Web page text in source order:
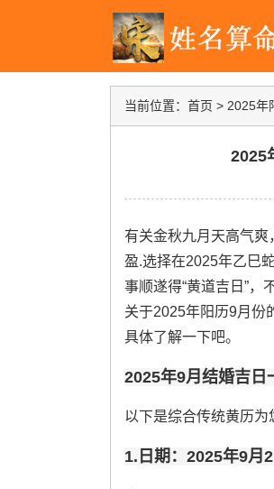
当前位置： 首页 > 2025年
2025
有关金秋九月天高气
盈.选择在2025年乙巳
事顺遂得“黄道吉日”
关于2025年阳历9月份
具体了解一下吧。
2025年9月结婚吉日
以下是综合传统黄历
1.日期：2025年9月